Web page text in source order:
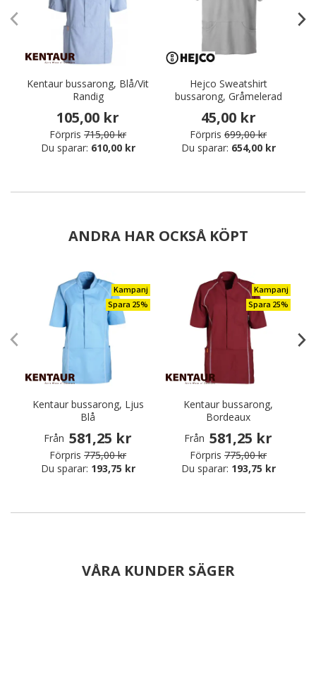
Kentaur bussarong, Blå/Vit
Randig
105,00 kr
Förpris 715,00 kr
Du sparar: 610,00 kr
Hejco Sweatshirt
bussarong, Gråmelerad
45,00 kr
Förpris 699,00 kr
Du sparar: 654,00 kr
ANDRA HAR OCKSÅ KÖPT
Kampanj
Spara 25%
Kentaur bussarong, Ljus
Blå
Från 581,25 kr
Förpris 775,00 kr
Du sparar: 193,75 kr
Kampanj
Spara 25%
Kentaur bussarong,
Bordeaux
Från 581,25 kr
Förpris 775,00 kr
Du sparar: 193,75 kr
VÅRA KUNDER SÄGER